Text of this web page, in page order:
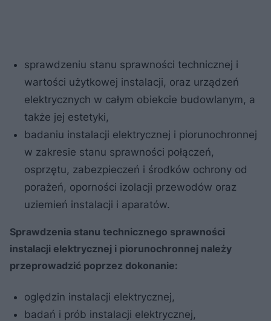
sprawdzeniu stanu sprawności technicznej i
wartości użytkowej instalacji, oraz urządzeń
elektrycznych w całym obiekcie budowlanym, a
także jej estetyki,
badaniu instalacji elektrycznej i piorunochronnej
w zakresie stanu sprawności połączeń,
osprzętu, zabezpieczeń i środków ochrony od
porażeń, oporności izolacji przewodów oraz
uziemień instalacji i aparatów.
Sprawdzenia stanu technicznego sprawności
instalacji elektrycznej i piorunochronnej należy
przeprowadzić poprzez dokonanie:
oględzin instalacji elektrycznej,
badań i prób instalacji elektrycznej,